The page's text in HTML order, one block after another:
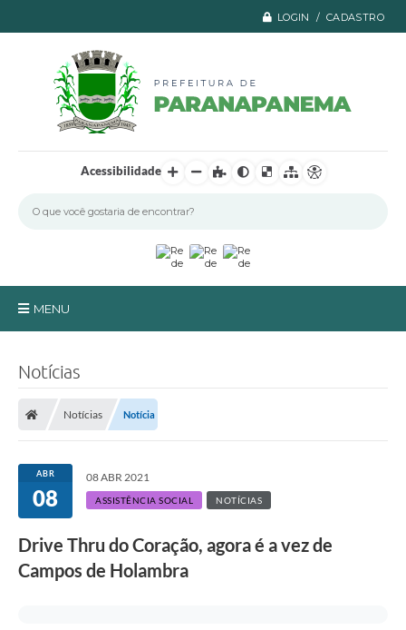
LOGIN / CADASTRO
Acessibilidade
MENU
Transparência
Ouvidoria / SIC
Fale Conosco
Leis Municipais
Notícias
Notícias Notícia
ABR
08
08 ABR 2021
ASSISTÊNCIA SOCIAL NOTÍCIAS
Drive Thru do Coração, agora é a vez de
Campos de Holambra